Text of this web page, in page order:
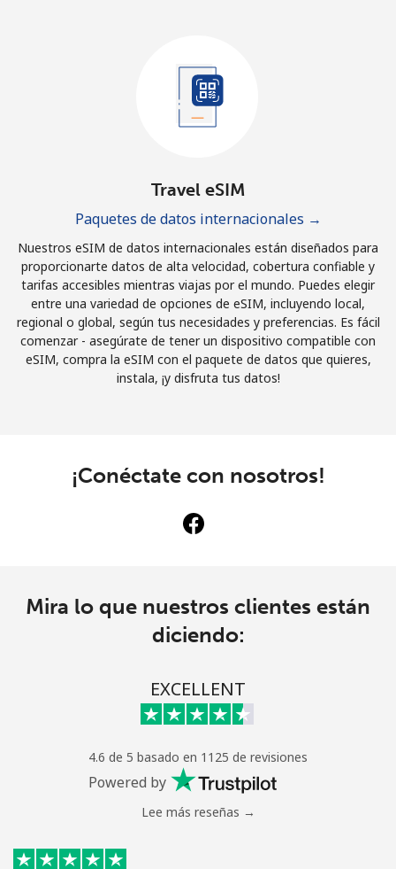
Travel eSIM
Paquetes de datos internacionales →
Nuestros eSIM de datos internacionales están diseñados para
proporcionarte datos de alta velocidad, cobertura confiable y
tarifas accesibles mientras viajas por el mundo. Puedes elegir
entre una variedad de opciones de eSIM, incluyendo local,
regional o global, según tus necesidades y preferencias. Es fácil
comenzar - asegúrate de tener un dispositivo compatible con
eSIM, compra la eSIM con el paquete de datos que quieres,
instala, ¡y disfruta tus datos!
¡Conéctate con nosotros!
Mira lo que nuestros clientes están
diciendo:
EXCELLENT
4.6 de 5 basado en 1125 de revisiones
Powered by
Lee más reseñas →